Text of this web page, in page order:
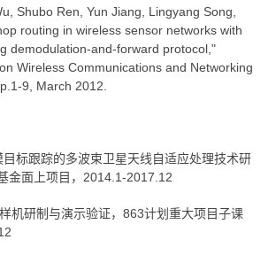
Shubo Ren, Yun Jiang, Lingyang Song,
routing in wireless sensor networks with
demodulation-and-forward protocol,"
Wireless Communications and Networking
9, March 2012.
标跟踪的多波束卫星天线自适应处理技术研
金面上项目，2014.1-2017.12
机研制与演示验证，863计划重大项目子课